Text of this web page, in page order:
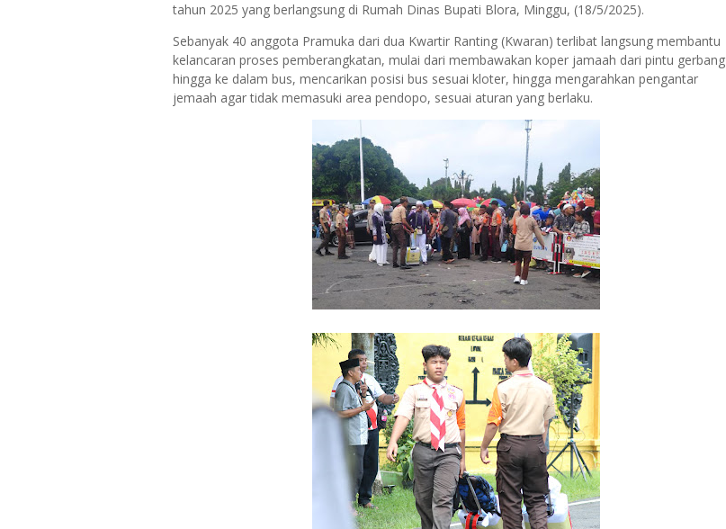
tahun 2025 yang berlangsung di Rumah Dinas Bupati Blora, Minggu, (18/5/2025).
Sebanyak 40 anggota Pramuka dari dua Kwartir Ranting (Kwaran) terlibat langsung membantu
kelancaran proses pemberangkatan, mulai dari membawakan koper jamaah dari pintu gerbang
hingga ke dalam bus, mencarikan posisi bus sesuai kloter, hingga mengarahkan pengantar
jemaah agar tidak memasuki area pendopo, sesuai aturan yang berlaku.